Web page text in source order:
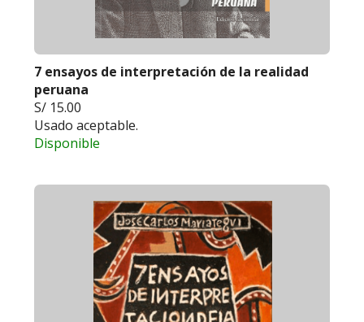
7 ensayos de interpretación de la realidad
peruana
S/ 15.00
Usado aceptable.
Disponible